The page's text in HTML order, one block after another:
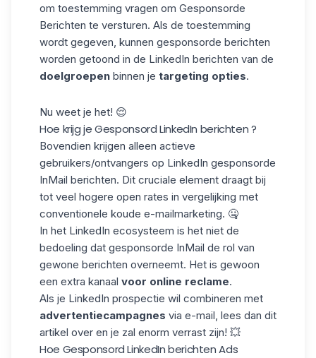
om toestemming vragen om Gesponsorde
Berichten te versturen. Als de toestemming
wordt gegeven, kunnen gesponsorde berichten
worden getoond in de LinkedIn berichten van de
doelgroepen binnen je targeting opties.
Nu weet je het! 😌
Hoe krijg je Gesponsord LinkedIn berichten ?
Bovendien krijgen alleen actieve
gebruikers/ontvangers op LinkedIn gesponsorde
InMail berichten. Dit cruciale element draagt bij
tot veel hogere open rates in vergelijking met
conventionele koude e-mailmarketing. 🤐
In het LinkedIn ecosysteem is het niet de
bedoeling dat gesponsorde InMail de rol van
gewone berichten overneemt. Het is gewoon
een extra kanaal voor online reclame.
Als je LinkedIn prospectie wil combineren met
advertentiecampagnes via e-mail, lees dan dit
artikel over en je zal enorm verrast zijn! 💥
Hoe Gesponsord LinkedIn berichten Ads